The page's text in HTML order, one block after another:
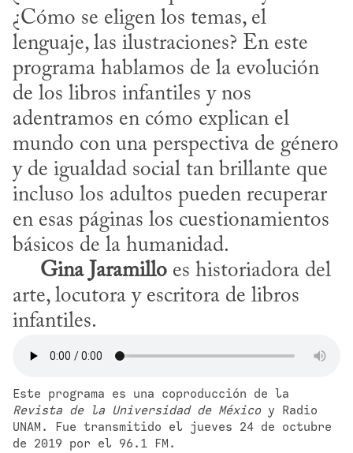
¿Cómo se eligen los temas, el
lenguaje, las ilustraciones? En este
programa hablamos de la evolución
de los libros infantiles y nos
adentramos en cómo explican el
mundo con una perspectiva de género
y de igualdad social tan brillante que
incluso los adultos pueden recuperar
en esas páginas los cuestionamientos
básicos de la humanidad.
Gina Jaramillo es historiadora del
arte, locutora y escritora de libros
infantiles.
Revista de la Universidad de México y Radio
UNAM. Fue transmitido el jueves 24 de octubre
de 2019 por el 96.1 FM.